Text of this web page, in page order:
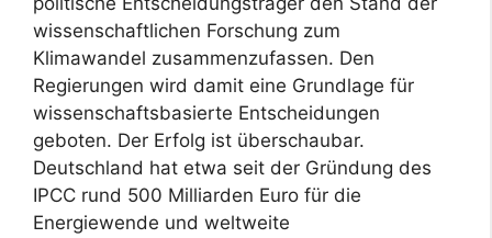
wissenschaftlichen Forschung zum
Klimawandel zusammenzufassen. Den
Regierungen wird damit eine Grundlage für
wissenschaftsbasierte Entscheidungen
geboten. Der Erfolg ist überschaubar.
Deutschland hat etwa seit der Gründung des
IPCC rund 500 Milliarden Euro für die
Energiewende und weltweite